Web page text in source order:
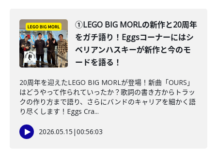
①LEGO BIG MORLの新作と20周年
をガチ語り！Eggsコーナーにはシ
ベリアンハスキーが新作と今のモ
ードを語る！
20周年を迎えたLEGO BIG MORLが登場！新曲「OURS」
はどうやって作られていったか？歌詞の書き方からトラッ
クの作り方まで語り、さらにバンドのキャリアを細かく語
り尽くします！Eggs Cra...
2026.05.15 |00:56:03